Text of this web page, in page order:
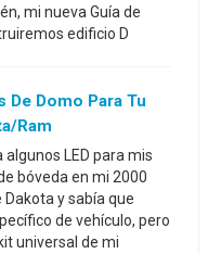
mi nueva Guía de
edificio D
De Domo Para Tu
Ram
algunos LED para mis
bóveda en mi 2000
Dakota y sabía que
de vehículo, pero
universal de mi